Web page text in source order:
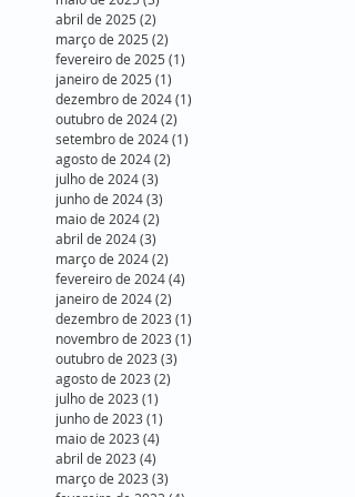
abril de 2025 (2)
março de 2025 (2)
fevereiro de 2025 (1)
janeiro de 2025 (1)
dezembro de 2024(1)
outubro de 2024(2)
setembro de 2024(1)
agosto de 2024(2)
julho de 2024(3)
junho de 2024(3)
maio de 2024(2)
abril de 2024(3)
março de 2024(2)
fevereiro de 2024(4)
janeiro de 2024(2)
dezembro de 2023 (1)
novembro de 2023 (1)
outubro de 2023 (3)
agosto de 2023 (2)
julho de 2023 (1)
junho de 2023 (1)
maio de 2023 (4)
abril de 2023 (4)
março de 2023 (3)